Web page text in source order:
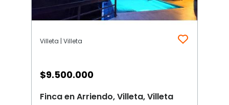
Villeta | Villeta
$9.500.000
Finca en Arriendo, Villeta, Villeta